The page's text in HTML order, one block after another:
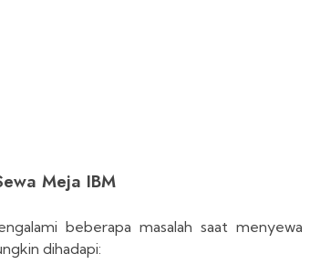
Meja IBM
beberapa masalah saat
dihadapi: